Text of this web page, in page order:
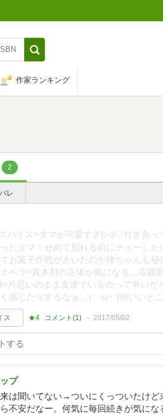
作家ランキング
2
レ
スパイス>タマが可愛すぎ(;-;)♡付き合っ
たタマ！せめて別れる前にチューし
お菓子作戦がきいたのか律ちゃんも
ペラ>真木村の正体が気になる…雰囲
片思いのまま友達でいるのって辛い
感じたりするなぁ…( ´･ω･`)仲いいと
ス ★4 コメント(1) 2017/05/02
プ
は聞いてない→ついにくっついたけ
不安だなー。何気に毎回続きが気にな